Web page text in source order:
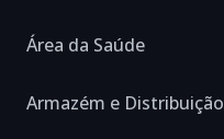
Área da Saúde
Armazém e Distribuição